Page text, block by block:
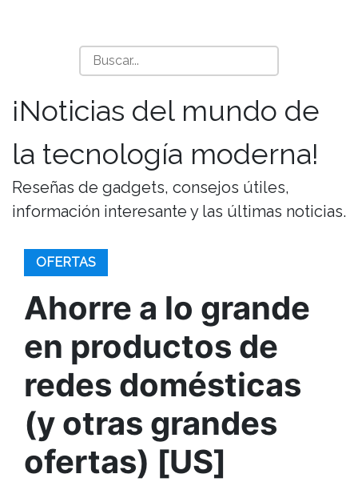
¡Noticias del mundo de
la tecnología moderna!
Reseñas de gadgets, consejos útiles,
información interesante y las últimas noticias.
OFERTAS
Ahorre a lo grande
en productos de
redes domésticas
(y otras grandes
ofertas) [US]